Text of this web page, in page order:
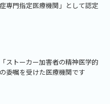
専門指定医療機関」として認定
ストーカー加害者の精神医学的
委嘱を受けた医療機関です